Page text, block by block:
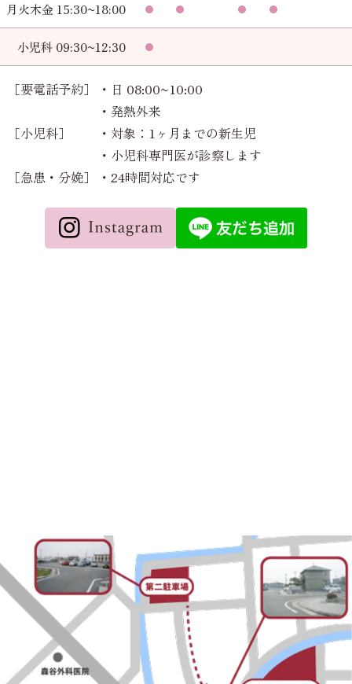
月火木金 15:30~18:00
小児科 09:30~12:30
［要電話予約］
・日 08:00~10:00
・発熱外来
［小児科］
・対象：1ヶ月までの新生児
・小児科専門医が診察します
［急患・分娩］
・24時間対応です